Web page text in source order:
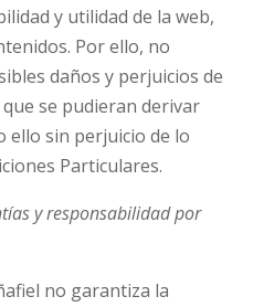
y utilidad de la web,
Por ello, no
daños y perjuicios de
se pudieran derivar
ello sin perjuicio de lo
Particulares.
y responsabilidad por
no garantiza la